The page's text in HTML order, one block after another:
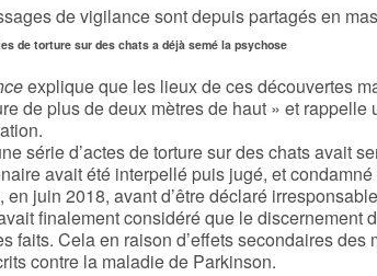
de vigilance sont depuis partagés en
de torture sur des chats a déjà semé la psychose
explique que les lieux de ces découvertes
de plus de deux mètres de haut » et rappelle
série d’actes de torture sur des chats avait
avait été interpellé puis jugé, et
en juin 2018, avant d’être déclaré
finalement considéré que le discernement
faits. Cela en raison d’effets secondaires
contre la maladie de Parkinson.